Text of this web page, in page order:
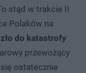
stąd w trakcie II
Polaków na
do katastrofy
przewożący
ostatecznie